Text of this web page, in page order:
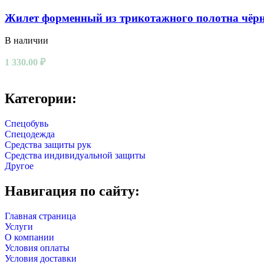
Жилет форменный из трикотажного полотна
В наличии
1 330.00 ₽
Категории:
Спецобувь
Спецодежда
Средства защиты рук
Средства индивидуальной защиты
Другое
Навигация по сайту:
Главная страница
Услуги
О компании
Условия оплаты
Условия доставки